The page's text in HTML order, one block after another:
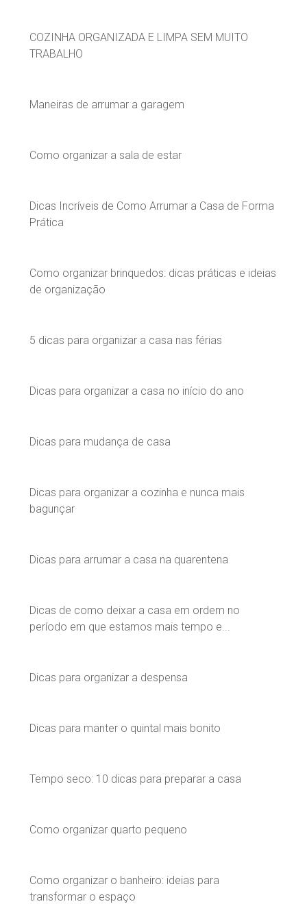
COZINHA ORGANIZADA E LIMPA SEM MUITO
TRABALHO
Maneiras de arrumar a garagem
Como organizar a sala de estar
Dicas Incríveis de Como Arrumar a Casa de Forma
Prática
Como organizar brinquedos: dicas práticas e ideias
de organização
5 dicas para organizar a casa nas férias
Dicas para organizar a casa no início do ano
Dicas para mudança de casa
Dicas para organizar a cozinha e nunca mais
bagunçar
Dicas para arrumar a casa na quarentena
Dicas de como deixar a casa em ordem no
período em que estamos mais tempo e...
Dicas para organizar a despensa
Dicas para manter o quintal mais bonito
Tempo seco: 10 dicas para preparar a casa
Como organizar quarto pequeno
Como organizar o banheiro: ideias para
transformar o espaço